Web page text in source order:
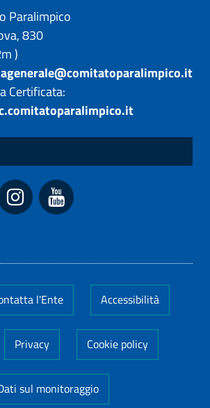
Paralimpico
830
)
Certificata:
l'Ente Accessibilità
Privacy Cookie policy
sul monitoraggio